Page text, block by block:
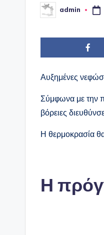
Συγγραφέας:
admin
Αυξημένες
Σύμφωνα με την
βόρειες
Η θερμοκρασία
Η